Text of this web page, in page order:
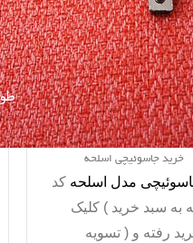
خرید جاسوئیچی اسلحه
مدل اسلحه کد
به سبد خريد ) کليک
رفته و ( تسويه